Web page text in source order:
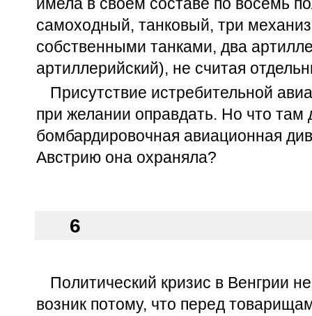
самоходный, танковый, три
собственными танками, два
артиллерийский), не считая
Присутствие истребительной
при желании оправдать. Но что там
бомбардировочная авиационная
Австрию она охраняла?
6
Политический кризис в Венгрии
возник потому, что перед